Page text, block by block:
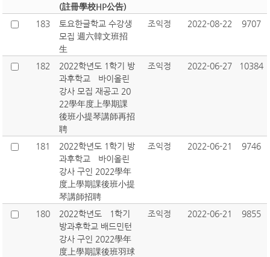
(註冊學校HP公告)
183
토요한글학교 수강생
모집 週六韓文班招
生
조익정 2022-08-22 9707
182
2022학년도 1학기 방
과후학교 바이올린
강사 모집 재공고 20
22學年度上學期課
後班小提琴講師再招
聘
조익정 2022-06-27 10384
181
2022학년도 1학기 방
과후학교 바이올린
강사 구인 2022學年
度上學期課後班小提
琴講師招聘
조익정 2022-06-21 9746
180
2022학년도 1학기
방과후학교 배드민턴
강사 구인 2022學年
度上學期課後班羽球
조익정 2022-06-21 9855